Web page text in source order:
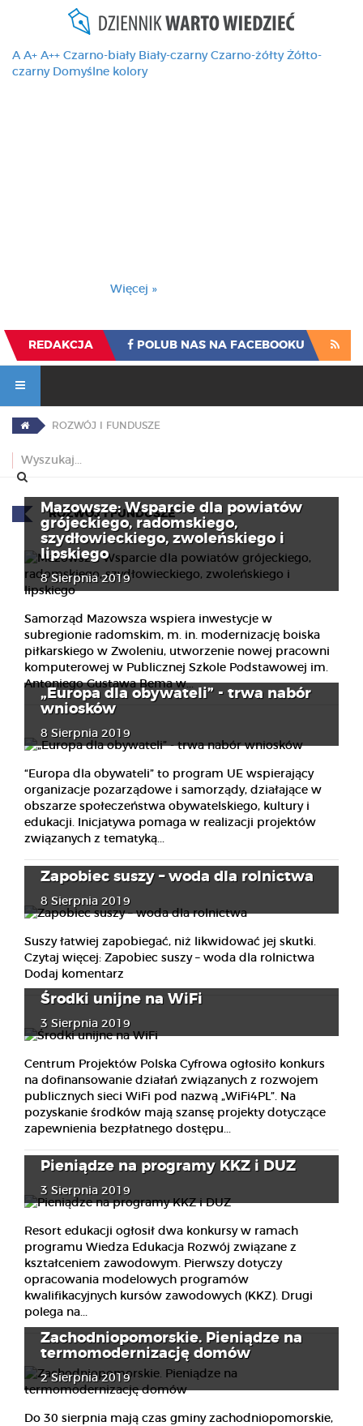
A A+ A++ Czarno-biały Biały-czarny Czarno-żółty Żółto-
czarny Domyślne kolory
Więcej »
REDAKCJA POLUB NAS NA FACEBOOKU
ROZWÓJ I FUNDUSZE
ROZWÓJ I FUNDUSZE
Mazowsze: Wsparcie dla powiatów
grójeckiego, radomskiego,
szydłowieckiego, zwoleńskiego i
lipskiego
8 Sierpnia 2019
Samorząd Mazowsza wspiera inwestycje w
subregionie radomskim, m. in. modernizację boiska
piłkarskiego w Zwoleniu, utworzenie nowej pracowni
komputerowej w Publicznej Szkole Podstawowej im.
Antoniego Gustawa Bema w...
„Europa dla obywateli” - trwa nabór
wniosków
8 Sierpnia 2019
“Europa dla obywateli” to program UE wspierający
organizacje pozarządowe i samorządy, działające w
obszarze społeczeństwa obywatelskiego, kultury i
edukacji. Inicjatywa pomaga w realizacji projektów
związanych z tematyką...
Zapobiec suszy – woda dla rolnictwa
8 Sierpnia 2019
Suszy łatwiej zapobiegać, niż likwidować jej skutki.
Czytaj więcej: Zapobiec suszy – woda dla rolnictwa
Dodaj komentarz
Środki unijne na WiFi
3 Sierpnia 2019
Centrum Projektów Polska Cyfrowa ogłosiło konkurs
na dofinansowanie działań związanych z rozwojem
publicznych sieci WiFi pod nazwą „WiFi4PL”. Na
pozyskanie środków mają szansę projekty dotyczące
zapewnienia bezpłatnego dostępu...
Pieniądze na programy KKZ i DUZ
3 Sierpnia 2019
Resort edukacji ogłosił dwa konkursy w ramach
programu Wiedza Edukacja Rozwój związane z
kształceniem zawodowym. Pierwszy dotyczy
opracowania modelowych programów
kwalifikacyjnych kursów zawodowych (KKZ). Drugi
polega na...
Zachodniopomorskie. Pieniądze na
termomodernizację domów
2 Sierpnia 2019
Do 30 sierpnia mają czas gminy zachodniopomorskie,